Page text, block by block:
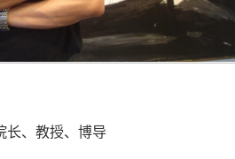
长、教授、博导